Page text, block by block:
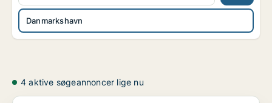
Danmarkshavn
4 aktive søgeannoncer lige nu